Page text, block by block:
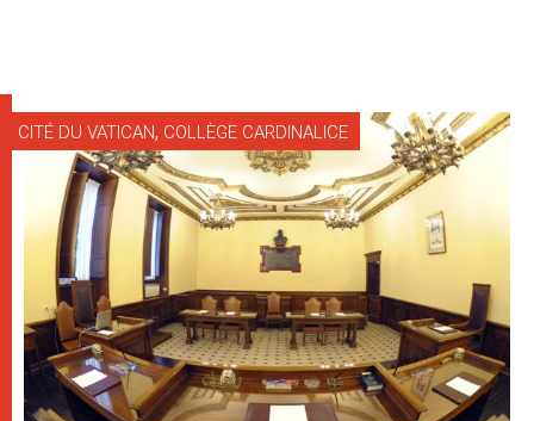
CITÉ DU VATICAN, COLLÈGE CARDINALICE